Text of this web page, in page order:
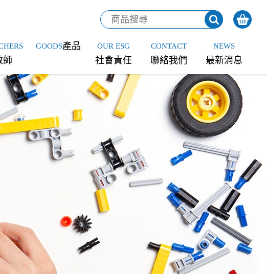
師
GOODS產品 OUR ESG
社會責任
CONTACT
聯絡我們
NEWS
最新消息